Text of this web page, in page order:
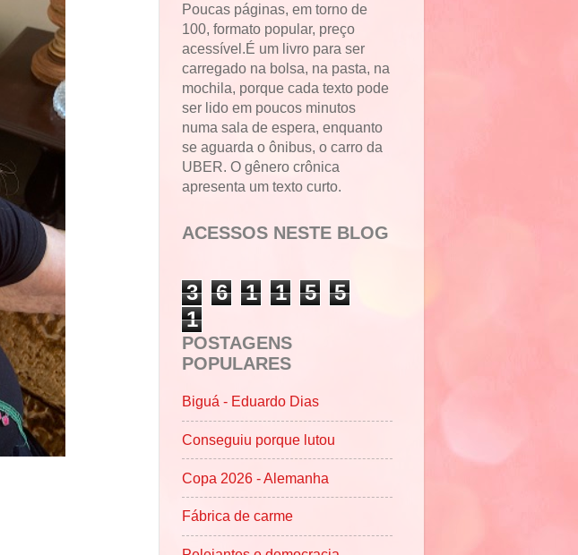
Poucas páginas, em torno de
100, formato popular, preço
acessível.É um livro para ser
carregado na bolsa, na pasta, na
mochila, porque cada texto pode
ser lido em poucos minutos
numa sala de espera, enquanto
se aguarda o ônibus, o carro da
UBER. O gênero crônica
apresenta um texto curto.
ACESSOS NESTE BLOG
3 6 1 1 5
5
1
POSTAGENS
POPULARES
Biguá - Eduardo Dias
Conseguiu porque lutou
Copa 2026 - Alemanha
Fábrica de carme